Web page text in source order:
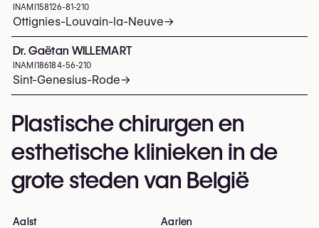
INAMI 158126-81-210
Ottignies-Louvain-la-Neuve→
Dr. Gaëtan WILLEMART
INAMI 186184-56-210
Sint-Genesius-Rode→
Plastische chirurgen en
esthetische klinieken in de
grote steden van België
Aalst Aarlen